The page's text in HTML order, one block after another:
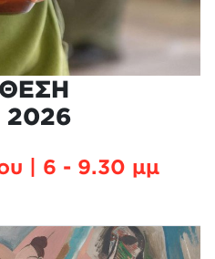
2026
| 6 - 9.30 μμ